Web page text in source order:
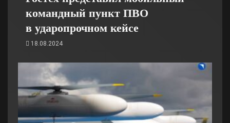
командный пункт ПВО
в ударопрочном кейсе
18.08.2024